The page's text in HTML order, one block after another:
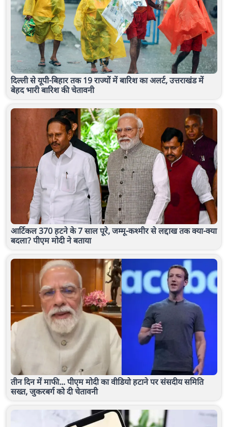
दिल्ली से यूपी-बिहार तक 19 राज्यों में बारिश का अलर्ट, उत्तराखंड में
बेहद भारी बारिश की चेतावनी
आर्टिकल 370 हटने के 7 साल पूरे, जम्मू-कश्मीर से लद्दाख तक क्या-क्या
बदला? पीएम मोदी ने बताया
तीन दिन में माफी... पीएम मोदी का वीडियो हटाने पर संसदीय समिति
सख्त, जुकरबर्ग को दी चेतावनी